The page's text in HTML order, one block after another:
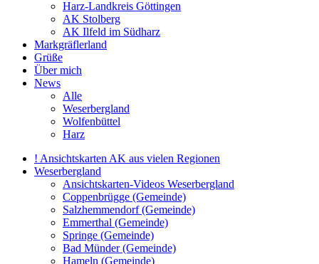
Harz-Landkreis Göttingen
AK Stolberg
AK Ilfeld im Südharz
Markgräflerland
Grüße
Über mich
News
Alle
Weserbergland
Wolfenbüttel
Harz
! Ansichtskarten AK aus vielen Regionen
Weserbergland
Ansichtskarten-Videos Weserbergland
Coppenbrügge (Gemeinde)
Salzhemmendorf (Gemeinde)
Emmerthal (Gemeinde)
Springe (Gemeinde)
Bad Münder (Gemeinde)
Hameln (Gemeinde)